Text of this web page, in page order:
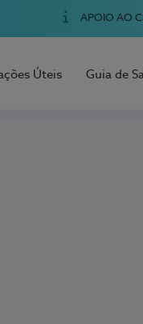
APOIO AO
Úteis Guia de